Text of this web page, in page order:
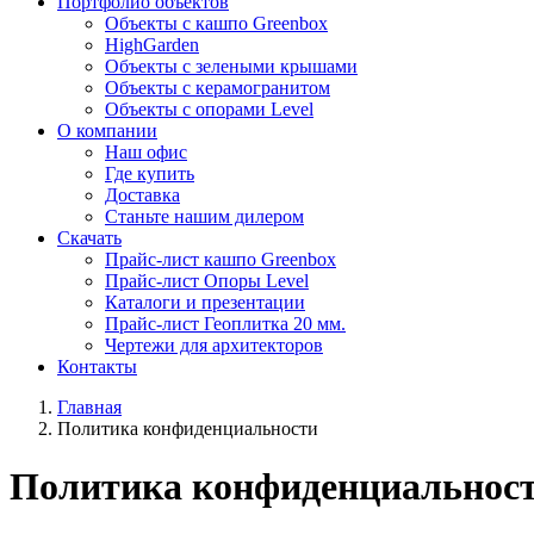
Объекты с кашпо Greenbox
HighGarden
Объекты с зелеными крышами
Объекты с керамогранитом
Объекты с опорами Level
О компании
Наш офис
Где купить
Доставка
Станьте нашим дилером
Скачать
Прайс-лист кашпо Greenbox
Прайс-лист Опоры Level
Каталоги и презентации
Прайс-лист Геоплитка 20 мм.
Чертежи для архитекторов
Контакты
Главная
Политика конфиденциальности
Политика